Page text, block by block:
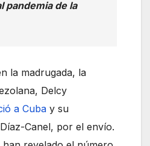
pandemia de la
la madrugada, la
Delcy
a Cuba y su
Canel, por el envío.